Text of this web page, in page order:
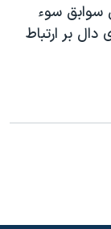
سوابق سوء
بر ارتباط